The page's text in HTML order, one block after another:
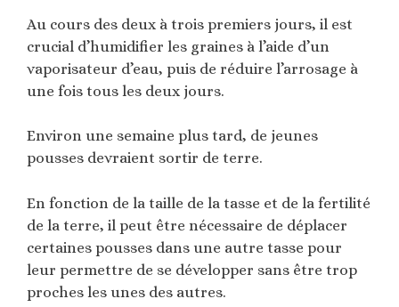
Au cours des deux à trois premiers jours, il est
crucial d’humidifier les graines à l’aide d’un
vaporisateur d’eau, puis de réduire l’arrosage à
une fois tous les deux jours.
Environ une semaine plus tard, de jeunes
pousses devraient sortir de terre.
En fonction de la taille de la tasse et de la fertilité
de la terre, il peut être nécessaire de déplacer
certaines pousses dans une autre tasse pour
leur permettre de se développer sans être trop
proches les unes des autres.